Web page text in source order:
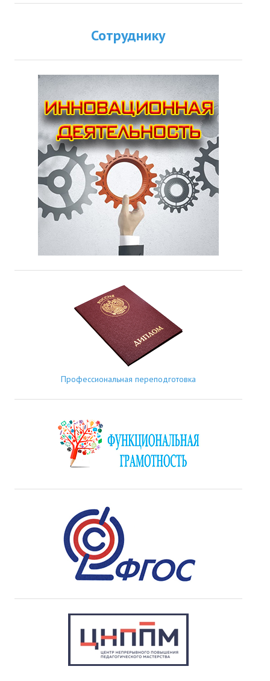
Сотруднику
Профессиональная переподготовка